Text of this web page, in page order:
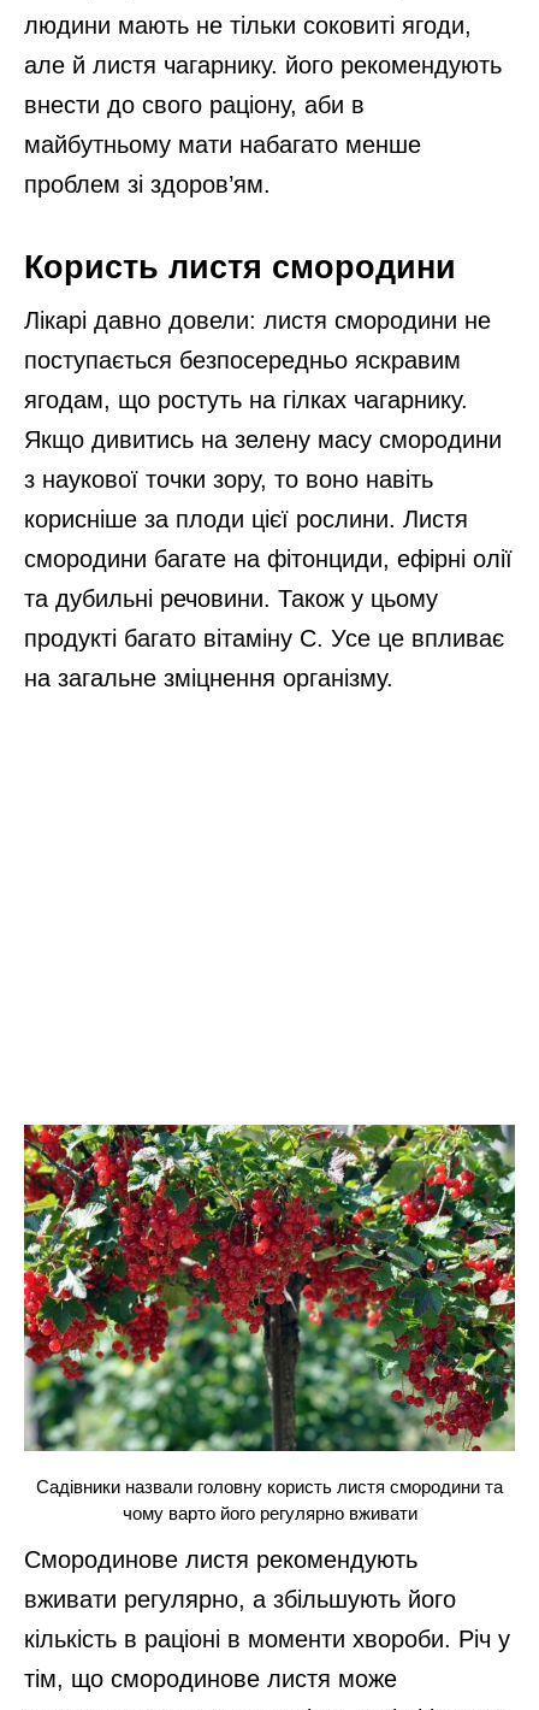
людини мають не тільки соковиті ягоди,
але й листя чагарнику. його рекомендують
внести до свого раціону, аби в
майбутньому мати набагато менше
проблем зі здоров’ям.
Користь листя смородини
Лікарі давно довели: листя смородини не
поступається безпосередньо яскравим
ягодам, що ростуть на гілках чагарнику.
Якщо дивитись на зелену масу смородини
з наукової точки зору, то воно навіть
корисніше за плоди цієї рослини. Листя
смородини багате на фітонциди, ефірні олії
та дубильні речовини. Також у цьому
продукті багато вітаміну C. Усе це впливає
на загальне зміцнення організму.
Садівники назвали головну користь листя смородини та
чому варто його регулярно вживати
Смородинове листя рекомендують
вживати регулярно, а збільшують його
кількість в раціоні в моменти хвороби. Річ у
тім, що смородинове листя може